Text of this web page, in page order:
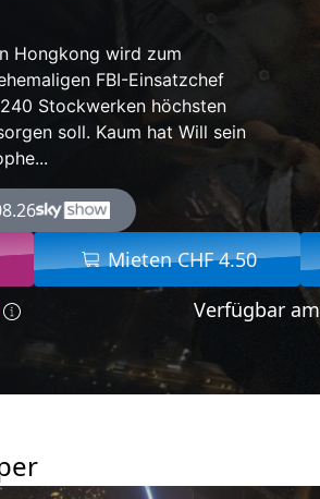
Hongkong wird zum
FBI-Einsatzchef
Stockwerken höchsten
soll. Kaum hat Will sein
Mieten CHF 4.50
Verfügbar am